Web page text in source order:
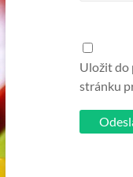
Uložit do
stránku